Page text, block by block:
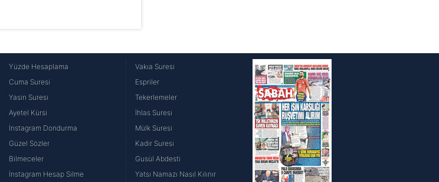
Yüzde Hesaplama
Cuma Suresi
Yasin Suresi
Ayetel Kürsi
İnstagram Dondurma
Güzel Sözler
Bilmeceler
İnstagram Hesap Silme
Vakıa Suresi
Espriler
Tekerlemeler
İhlas Suresi
Mülk Suresi
Kadir Suresi
Gusül Abdesti
Yatsı Namazı Nasıl Kılınır